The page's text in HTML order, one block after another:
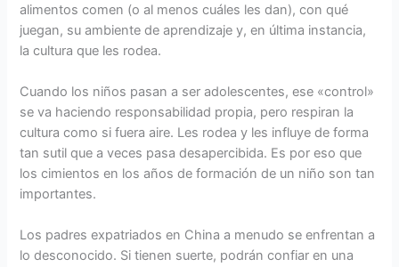
alimentos comen (o al menos cuáles les dan), con qué
juegan, su ambiente de aprendizaje y, en última instancia,
la cultura que les rodea.
Cuando los niños pasan a ser adolescentes, ese «control»
se va haciendo responsabilidad propia, pero respiran la
cultura como si fuera aire. Les rodea y les influye de forma
tan sutil que a veces pasa desapercibida. Es por eso que
los cimientos en los años de formación de un niño son tan
importantes.
Los padres expatriados en China a menudo se enfrentan a
lo desconocido. Si tienen suerte, podrán confiar en una